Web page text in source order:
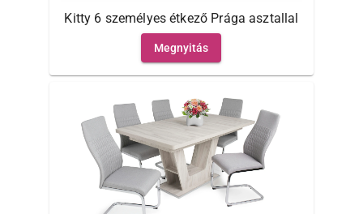
Kitty 6 személyes étkező Prága asztallal
Megnyitás